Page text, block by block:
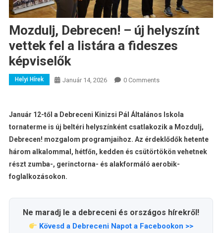
Mozdulj, Debrecen! – új helyszínt
vettek fel a listára a fideszes
képviselők
Helyi Hírek Január 14, 2026 0 Comments
Január 12-től a Debreceni Kinizsi Pál Általános Iskola
tornaterme is új beltéri helyszínként csatlakozik a Mozdulj,
Debrecen! mozgalom programjaihoz. Az érdeklődők hetente
három alkalommal, hétfőn, kedden és csütörtökön vehetnek
részt zumba-, gerinctorna- és alakformáló aerobik-
foglalkozásokon.
Ne maradj le a debreceni és országos hírekről!
Kövesd a Debreceni Napot a Facebookon >>